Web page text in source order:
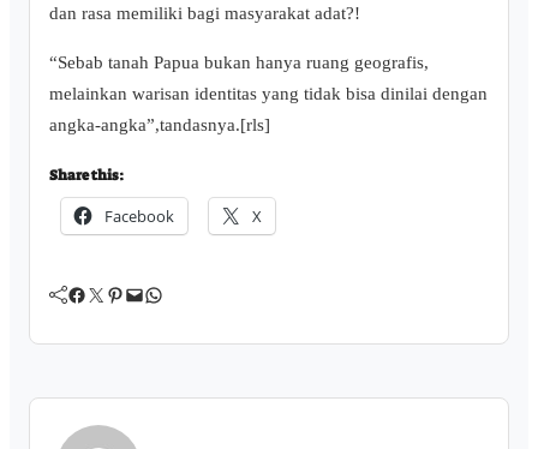
dan rasa memiliki bagi masyarakat adat?!
“Sebab tanah Papua bukan hanya ruang geografis,
melainkan warisan identitas yang tidak bisa dinilai dengan
angka-angka”,tandasnya.[rls]
Share this:
Facebook X
Facebook Twitter Pinterest Mail WhatsApp